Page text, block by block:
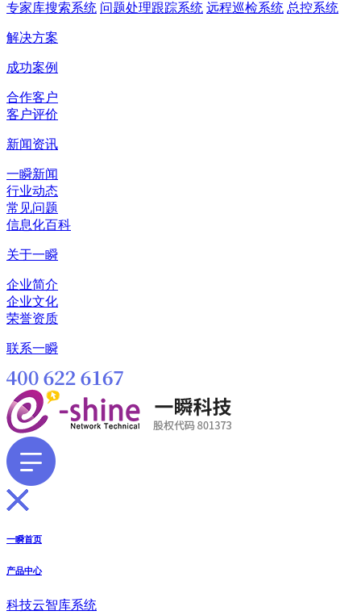
专家库搜索系统 问题处理跟踪系统 远程巡检系统 总控系统
解决方案
成功案例
合作客户
客户评价
新闻资讯
一瞬新闻
行业动态
常见问题
信息化百科
关于一瞬
企业简介
企业文化
荣誉资质
联系一瞬
一瞬首页
产品中心
科技云智库系统